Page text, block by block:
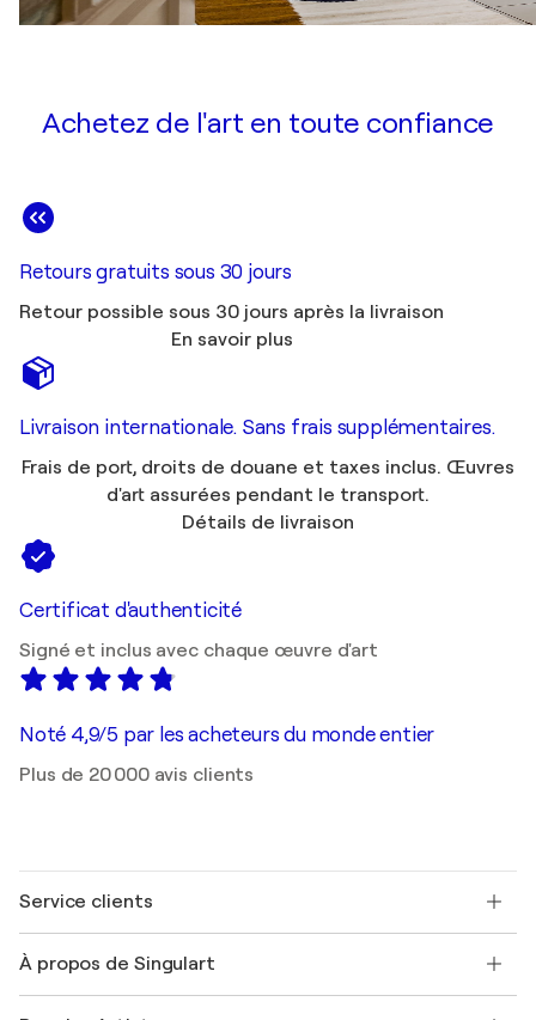
Achetez de l'art en toute confiance
Retours gratuits sous 30 jours
Retour possible sous 30 jours après la livraison
En savoir plus
Livraison internationale. Sans frais supplémentaires.
Frais de port, droits de douane et taxes inclus. Œuvres
d'art assurées pendant le transport.
Détails de livraison
Certificat d'authenticité
Signé et inclus avec chaque œuvre d'art
Noté 4,9/5 par les acheteurs du monde entier
Plus de 20 000 avis clients
Service clients
Expédition
À propos de Singulart